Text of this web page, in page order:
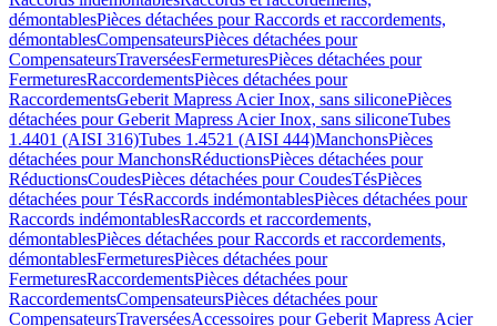
démontablesPièces détachées pour Raccords et raccordements,
démontablesCompensateursPièces détachées pour
CompensateursTraverséesFermeturesPièces détachées pour
FermeturesRaccordementsPièces détachées pour
RaccordementsGeberit Mapress Acier Inox, sans siliconePièces
détachées pour Geberit Mapress Acier Inox, sans siliconeTubes
1.4401 (AISI 316)Tubes 1.4521 (AISI 444)ManchonsPièces
détachées pour ManchonsRéductionsPièces détachées pour
RéductionsCoudesPièces détachées pour CoudesTésPièces
détachées pour TésRaccords indémontablesPièces détachées pour
Raccords indémontablesRaccords et raccordements,
démontablesPièces détachées pour Raccords et raccordements,
démontablesFermeturesPièces détachées pour
FermeturesRaccordementsPièces détachées pour
RaccordementsCompensateursPièces détachées pour
CompensateursTraverséesAccessoires pour Geberit Mapress Acier